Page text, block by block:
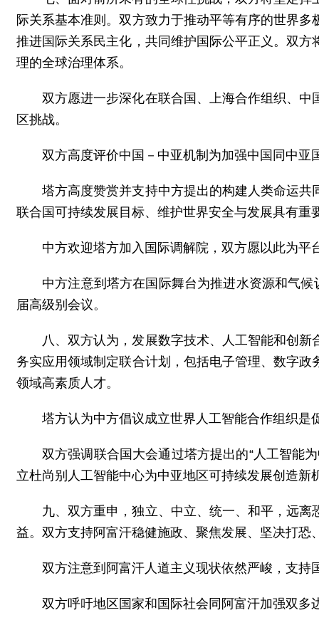
际关系基本准则。双方致力于推动平等有序的世界
推进国际关系民主化，共同维护国际公平正义。双
理的全球治理体系。
双方愿进一步深化在联合国、上海合作组织、
区挑战。
双方高度评价中国－中亚机制为加强中国同中
塔方高度赞赏并支持中方提出的构建人类命运
联合国可持续发展目标、维护世界安全与发展具有重
中方欢迎塔方加入国际调解院，双方愿以此为
中方注意到塔方在国际舞台为推进水资源和气
届高级别会议。
八、双方认为，发展数字技术、人工智能和创
务实应用领域制定联合计划，包括电子管理、数字
领域高素质人才。
塔方认为中方倡议成立世界人工智能合作组织
双方强调联合国大会通过塔方提出的“人工智能
立杜尚别人工智能中心为中亚地区可持续发展创造新
九、双方重申，独立、中立、统一、和平，远
益。双方支持阿富汗稳健施政、聚焦发展、坚决打恐
双方注意到阿富汗人道主义现状依然严峻，支
双方呼吁地区国家和国际社会同阿富汗加强双